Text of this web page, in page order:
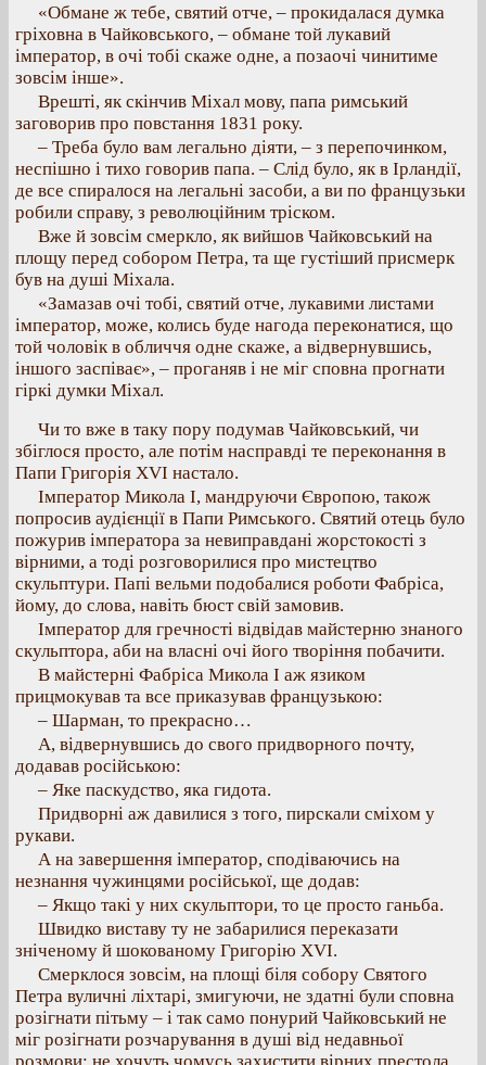
«Обмане ж тебе, святий отче, – прокидалася думка
гріховна в Чайковського, – обмане той лукавий
імператор, в очі тобі скаже одне, а позаочі чинитиме
зовсім інше».
Врешті, як скінчив Міхал мову, папа римський
заговорив про повстання 1831 року.
– Треба було вам легально діяти, – з перепочинком,
неспішно і тихо говорив папа. – Слід було, як в Ірландії,
де все спиралося на легальні засоби, а ви по французьки
робили справу, з революційним тріском.
Вже й зовсім смеркло, як вийшов Чайковський на
площу перед собором Петра, та ще густіший присмерк
був на душі Міхала.
«Замазав очі тобі, святий отче, лукавими листами
імператор, може, колись буде нагода переконатися, що
той чоловік в обличчя одне скаже, а відвернувшись,
іншого заспіває», – проганяв і не міг сповна прогнати
гіркі думки Міхал.
Чи то вже в таку пору подумав Чайковський, чи
збіглося просто, але потім насправді те переконання в
Папи Григорія XVI настало.
Імператор Микола І, мандруючи Європою, також
попросив аудієнції в Папи Римського. Святий отець було
пожурив імператора за невиправдані жорстокості з
вірними, а тоді розговорилися про мистецтво
скульптури. Папі вельми подобалися роботи Фабріса,
йому, до слова, навіть бюст свій замовив.
Імператор для гречності відвідав майстерню знаного
скульптора, аби на власні очі його творіння побачити.
В майстерні Фабріса Микола І аж язиком
прицмокував та все приказував французькою:
– Шарман, то прекрасно…
А, відвернувшись до свого придворного почту,
додавав російською:
– Яке паскудство, яка гидота.
Придворні аж давилися з того, пирскали сміхом у
рукави.
А на завершення імператор, сподіваючись на
незнання чужинцями російської, ще додав:
– Якщо такі у них скульптори, то це просто ганьба.
Швидко виставу ту не забарилися переказати
зніченому й шокованому Григорію XVI.
Смерклося зовсім, на площі біля собору Святого
Петра вуличні ліхтарі, змигуючи, не здатні були сповна
розігнати пітьму – і так само понурий Чайковський не
міг розігнати розчарування в душі від недавньої